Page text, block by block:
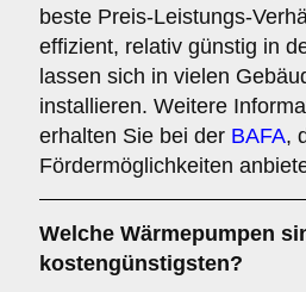
beste Preis-Leistungs-
effizient, relativ günstig in
lassen sich in vielen
installieren. Weitere
erhalten Sie bei der BAFA,
Fördermöglichkeiten
Welche Wärmepumpen
kostengünstigsten?